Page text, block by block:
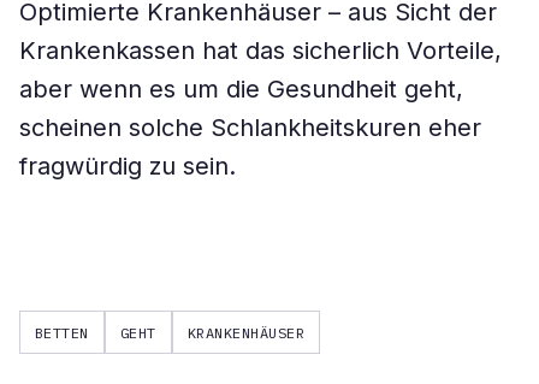
Optimierte Krankenhäuser – aus Sicht der
Krankenkassen hat das sicherlich Vorteile,
aber wenn es um die Gesundheit geht,
scheinen solche Schlankheitskuren eher
fragwürdig zu sein.
BETTEN GEHT KRANKENHÄUSER